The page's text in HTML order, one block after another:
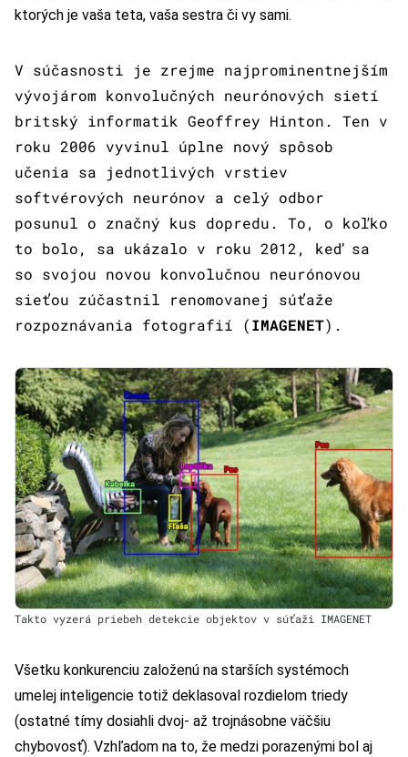
ktorých je vaša teta, vaša sestra či vy sami.
V súčasnosti je zrejme najprominentnejším
vývojárom konvolučných neurónových sietí
britský informatik Geoffrey Hinton. Ten v
roku 2006 vyvinul úplne nový spôsob
učenia sa jednotlivých vrstiev
softvérových neurónov a celý odbor
posunul o značný kus dopredu. To, o koľko
to bolo, sa ukázalo v roku 2012, keď sa
so svojou novou konvolučnou neurónovou
sieťou zúčastnil renomovanej súťaže
rozpoznávania fotografií (IMAGENET).
Takto vyzerá priebeh detekcie objektov v súťaži IMAGENET
Všetku konkurenciu založenú na starších systémoch
umelej inteligencie totiž deklasoval rozdielom triedy
(ostatné tímy dosiahli dvoj- až trojnásobne väčšiu
chybovosť). Vzhľadom na to, že medzi porazenými bol aj